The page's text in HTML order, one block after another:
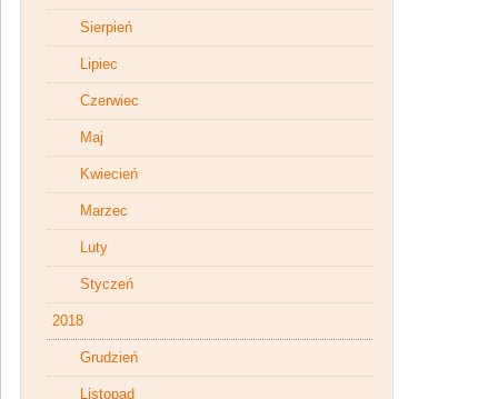
Sierpień
Lipiec
Czerwiec
Maj
Kwiecień
Marzec
Luty
Styczeń
2018
Grudzień
Listopad